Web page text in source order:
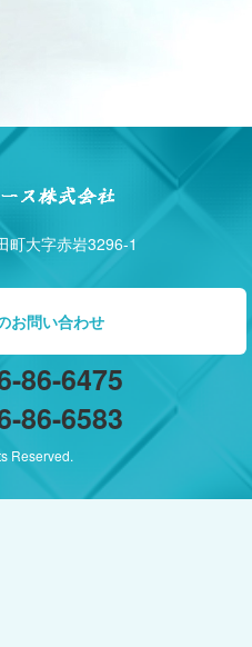
町大字赤岩3296-1
お問い合わせ
86-6475
86-6583
Reserved.